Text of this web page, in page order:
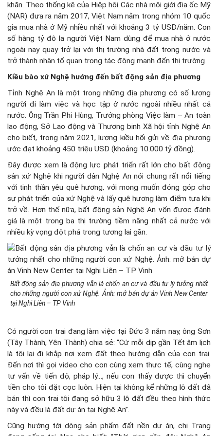
khăn. Theo thống kê của Hiệp hội Các nhà môi giới địa ốc Mỹ
(NAR) đưa ra năm 2017, Việt Nam nằm trong nhóm 10 quốc
gia mua nhà ở Mỹ nhiều nhất với khoảng 3 tỷ USD/năm. Con
số hàng tỷ đô la người Việt Nam dùng để mua nhà ở nước
ngoài nay quay trở lại với thị trường nhà đất trong nước và
trở thành nhân tố quan trọng tác động mạnh đến thị trường.
Kiều bào xứ Nghệ hướng đến bất động sản địa phương
Tỉnh Nghệ An là một trong những địa phương có số lượng
người đi làm việc và học tập ở nước ngoài nhiều nhất cả
nước. Ông Trần Phi Hùng, Trưởng phòng Việc làm – An toàn
lao động, Sở Lao động và Thương binh Xã hội tỉnh Nghệ An
cho biết, trong năm 2021, lượng kiều hối gửi về địa phương
ước đạt khoảng 450 triệu USD (khoảng 10.000 tỷ đồng).
Đây được xem là động lực phát triển rất lớn cho bất động
sản xứ Nghệ khi người dân Nghệ An nói chung rất nổi tiếng
với tinh thần yêu quê hương, với mong muốn đóng góp cho
sự phát triển của xứ Nghệ và lấy quê hương làm điểm tựa khi
trở về. Hơn thế nữa, bất động sản Nghệ An vốn được đánh
giá là một trong ba thị trường tiềm năng nhất cả nước với
nhiều kỳ vọng đột phá trong tương lai gần.
Bất động sản địa phương vẫn là chốn an cư và đầu tư lý tưởng nhất
cho những người con xứ Nghệ. Ảnh: mở bán dự án Vinh New Center
tại Nghi Liên – TP Vinh
Có người con trai đang làm việc tại Đức 3 năm nay, ông Sơn
(Tây Thành, Yên Thành) chia sẻ: “Cứ mỗi dịp gần Tết âm lịch
là tôi lại đi khắp nơi xem đất theo hướng dẫn của con trai.
Đến nơi thì gọi video cho con cùng xem thực tế, cùng nghe
tư vấn về tiến độ, pháp lý…, nếu con thấy được thì chuyển
tiền cho tôi đặt cọc luôn. Hiện tại không kể những lô đất đã
bán thì con trai tôi đang sở hữu 3 lô đất đều theo hình thức
này và đều là đất dự án tại Nghệ An”.
Cũng hướng tới dòng sản phẩm đất nền dự án, chị Trang